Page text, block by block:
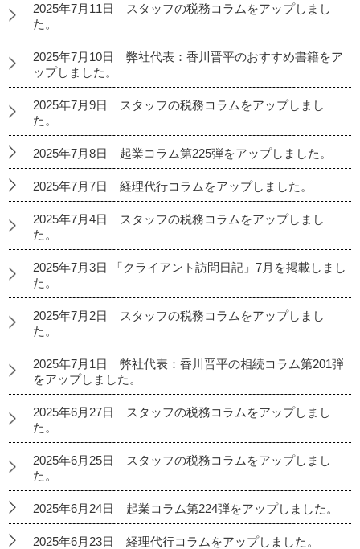
2025年7月11日 スタッフの税務コラムをアップしまし
た。
2025年7月10日 弊社代表：香川晋平のおすすめ書籍をア
ップしました。
2025年7月9日 スタッフの税務コラムをアップしまし
た。
2025年7月8日 起業コラム第225弾をアップしました。
2025年7月7日 経理代行コラムをアップしました。
2025年7月4日 スタッフの税務コラムをアップしまし
た。
2025年7月3日 「クライアント訪問日記」7月を掲載しまし
た。
2025年7月2日 スタッフの税務コラムをアップしまし
た。
2025年7月1日 弊社代表：香川晋平の相続コラム第201弾
をアップしました。
2025年6月27日 スタッフの税務コラムをアップしまし
た。
2025年6月25日 スタッフの税務コラムをアップしまし
た。
2025年6月24日 起業コラム第224弾をアップしました。
2025年6月23日 経理代行コラムをアップしました。